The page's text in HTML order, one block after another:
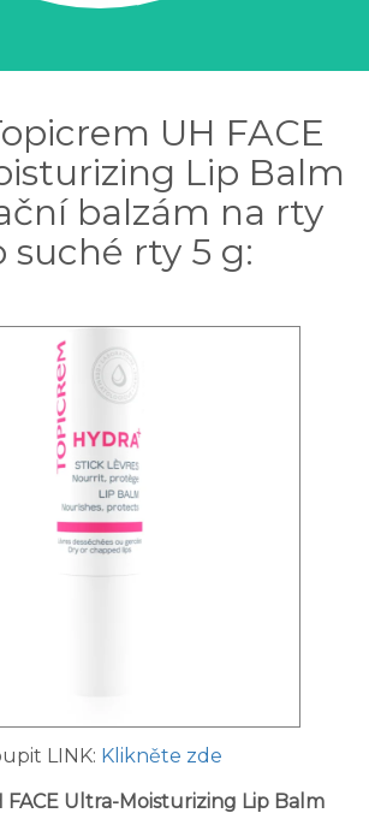
UH FACE
Lip Balm
balzám na rty
suché rty 5 g:
LINK: Klikněte zde
FACE Ultra-Moisturizing Lip Balm